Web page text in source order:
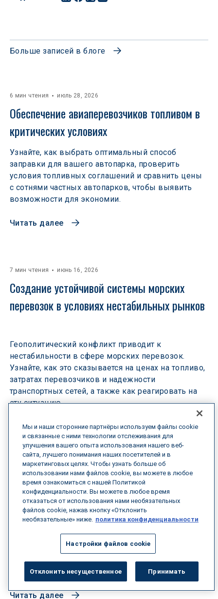
Больше записей в блоге
6 мин чтения июль 28, 2026
Обеспечение авиаперевозчиков топливом в
критических условиях
Узнайте, как выбрать оптимальный способ
заправки для вашего автопарка, проверить
условия топливных соглашений и сравнить цены
с сотнями частных автопарков, чтобы выявить
возможности для экономии.
Читать далее
7 мин чтения июнь 16, 2026
Создание устойчивой системы морских
перевозок в условиях нестабильных рынков
Геополитический конфликт приводит к
нестабильности в сфере морских перевозок.
Узнайте, как это сказывается на ценах на топливо,
затратах перевозчиков и надежности
транспортных сетей, а также как реагировать на
эту ситуацию.
Читать далее
7 мин чтения июнь 12, 2026
Обзор программы WAIRE в Калифорнии
Ознакомьтесь с программой WAIRE штата
Калифорния — системой балльной оценки,
предназначенной для владельцев складов и
направленной на сокращение выбросов. Узнайте о
требованиях к соблюдению норм, сборах и
возможностях финансирования.
Читать далее
Мы и наши сторонние партнёры используем файлы cookie
и связанные с ними технологии отслеживания для
улучшения вашего опыта использования нашего веб-
сайта, лучшего понимания наших посетителей и в
маркетинговых целях. Чтобы узнать больше об
использовании нами файлов cookie, вы можете в любое
время ознакомиться с нашей Политикой
конфиденциальности. Вы можете в любое время
отказаться от использования нами необязательных
файлов cookie, нажав кнопку «Отклонить
необязательные» ниже. политика конфиденциальности
Настройки файлов cookie
Отклонить несущественное Принимать